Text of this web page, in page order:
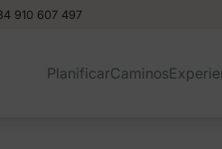
910 607 497
PlanificarCaminos